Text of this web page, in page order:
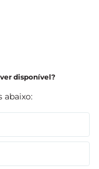
disponível?